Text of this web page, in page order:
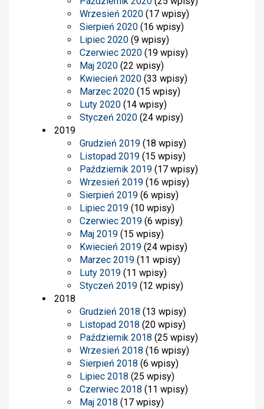
Wrzesień 2020 (17 wpisy)
Sierpień 2020 (16 wpisy)
Lipiec 2020 (9 wpisy)
Czerwiec 2020 (19 wpisy)
Maj 2020 (22 wpisy)
Kwiecień 2020 (33 wpisy)
Marzec 2020 (15 wpisy)
Luty 2020 (14 wpisy)
Styczeń 2020 (24 wpisy)
2019
Grudzień 2019 (18 wpisy)
Listopad 2019 (15 wpisy)
Październik 2019 (17 wpisy)
Wrzesień 2019 (16 wpisy)
Sierpień 2019 (6 wpisy)
Lipiec 2019 (10 wpisy)
Czerwiec 2019 (6 wpisy)
Maj 2019 (15 wpisy)
Kwiecień 2019 (24 wpisy)
Marzec 2019 (11 wpisy)
Luty 2019 (11 wpisy)
Styczeń 2019 (12 wpisy)
2018
Grudzień 2018 (13 wpisy)
Listopad 2018 (20 wpisy)
Październik 2018 (25 wpisy)
Wrzesień 2018 (16 wpisy)
Sierpień 2018 (6 wpisy)
Lipiec 2018 (25 wpisy)
Czerwiec 2018 (11 wpisy)
Maj 2018 (17 wpisy)